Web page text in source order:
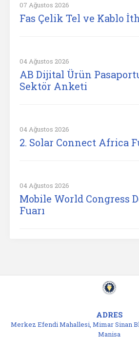
07 Ağustos 2026
Fas Çelik Tel ve Kablo
04 Ağustos 2026
AB Dijital Ürün
Sektör Anketi
04 Ağustos 2026
2. Solar Connect Africa
04 Ağustos 2026
Mobile World Congress
Fuarı
ADRES
Merkez Efendi Mahallesi, Mimar Sinan
Manisa